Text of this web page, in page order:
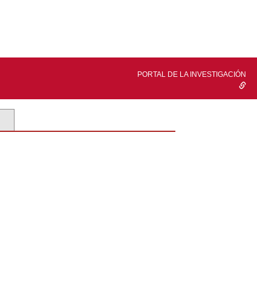
PORTAL DE LA INVESTIGACIÓN